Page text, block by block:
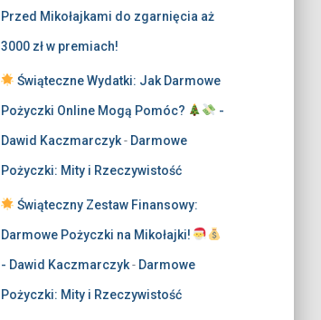
Przed Mikołajkami do zgarnięcia aż
3000 zł w premiach!
Świąteczne Wydatki: Jak Darmowe
Pożyczki Online Mogą Pomóc? -
Dawid Kaczmarczyk- Darmowe
Pożyczki: Mity i Rzeczywistość
Świąteczny Zestaw Finansowy:
Darmowe Pożyczki na Mikołajki!
- Dawid Kaczmarczyk- Darmowe
Pożyczki: Mity i Rzeczywistość